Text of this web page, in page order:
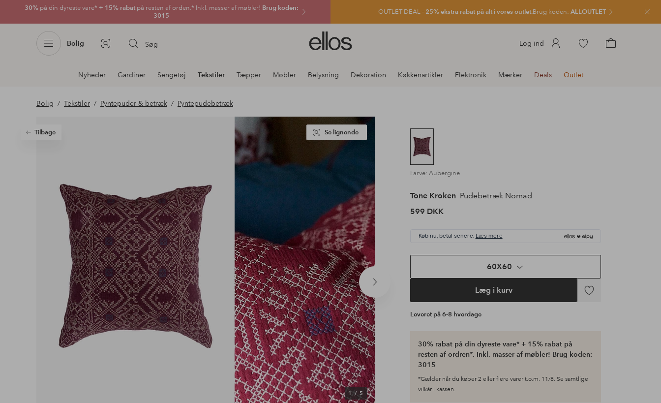
30% på din dyreste vare* + 15% rabatpå resten af orden.* Inkl. masser af møbler! Brug koden:
3015
OUTLET DEAL - 25% ekstra rabat på alt i vores outlet.Brug koden: ALLOUTLET Luk
Bolig Billedsøgning Søg
Ellos
logo
gå
Log ind
Gå
produkter
Afdelningsnavigation
Nyheder Gardiner Sengetøj Tekstiler Tæpper Møbler Belysning Dekoration Køkkenartikler Elektronik Mærker Deals Outlet
Bolig Tekstiler Pyntepuder & betræk Pyntepudebetræk
Tilbage
Næste
produkt
1/ 5
Se lignende
Farve: Aubergine
Tone Kroken Pudebetræk Nomad
599 DKK
Køb nu, betal senere. Læs mere
60X60
Læg i kurv
Tilføj
Leveret på 6-8 hverdage
30% rabat på din dyreste vare* + 15% rabat på
resten af ordren*. Inkl. masser af møbler! Brug koden:
3015
*Gælder når du køber 2 eller flere varer t.o.m. 11/8. Se samtlige
vilkår i kassen.